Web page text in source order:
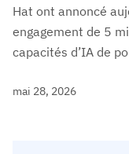
Hat ont annoncé
engagement de 5
capacités d’IA de
mai 28, 2026